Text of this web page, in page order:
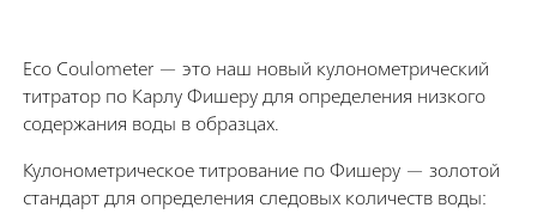
Eco Coulometer — это наш новый кулонометрический
титратор по Карлу Фишеру для определения низкого
содержания воды в образцах.
Кулонометрическое титрование по Фишеру — золотой
стандарт для определения следовых количеств воды: